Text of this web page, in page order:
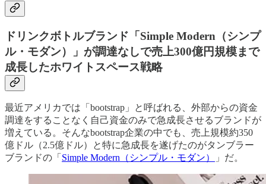
ドリンクボトルブランド「Simple Modern（シンプ
ル・モダン）」が調達なしで売上300億円規模まで
成長したホワイトスペース戦略
最近アメリカでは「bootstrap」と呼ばれる、外部からの資金
調達をすることなく自己資金のみで急成長させるブランドが
増えている。そんなbootstrap企業の中でも、売上規模約350
億ドル（2.5億ドル）と特に急成長を遂げたのがタンブラー
ブランドの「 Simple Modern（シンプル・モダン） 」だ。